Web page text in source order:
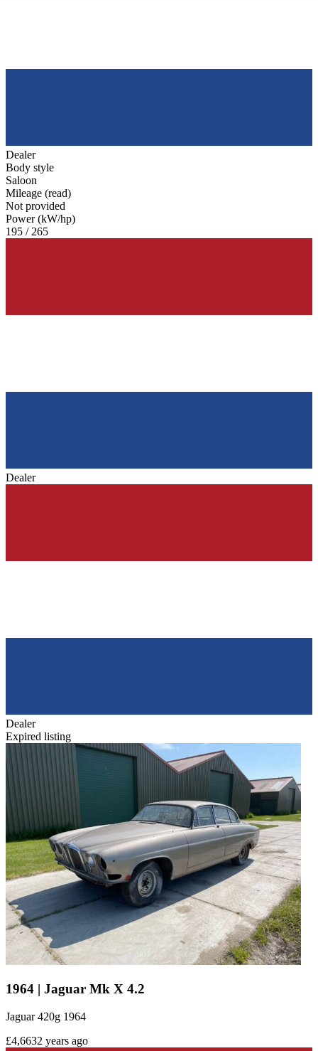
Dealer
Body style
Saloon
Mileage (read)
Not provided
Power (kW/hp)
195 / 265
Dealer
Dealer
Expired listing
1964 | Jaguar Mk X 4.2
Jaguar 420g 1964
£4,6632 years ago